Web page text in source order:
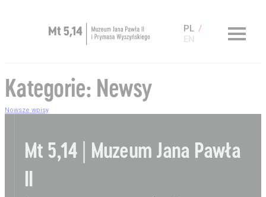
PL
EN
O Muzeum
Kup bilet
Sklep
Kategorie: Newsy
Nawigacja
wpisach
Nowsze wpisy
Mt 5,14 | Muzeum Jana Pawła